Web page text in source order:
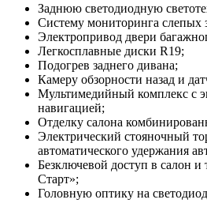
Заднюю светодиодную
Систему мониторинга слепых
Электропривод двери
Легкосплавные диски R19;
Подогрев заднего дивана;
Камеру обзорности назад и
Мультимедийный комплекс с
навигацией;
Отделку салона
Электрический стояночный
автоматического удержания
Безключевой доступ в салон
Старт»;
Головную оптику на